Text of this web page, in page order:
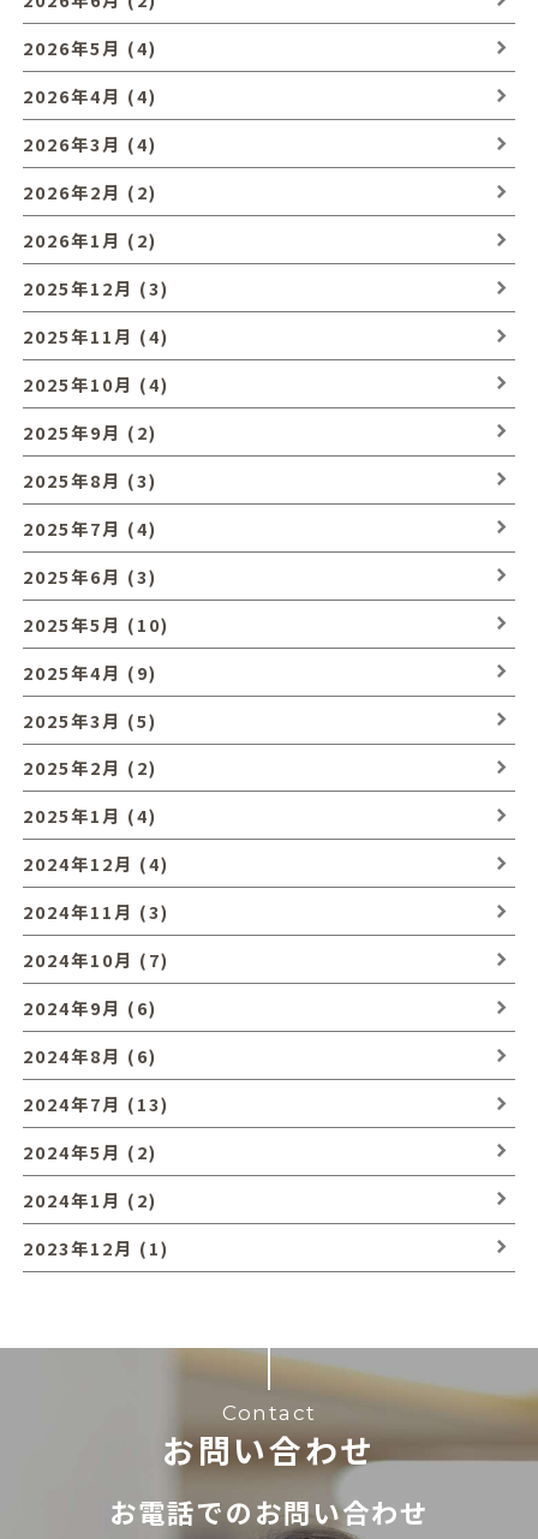
2026年5月 (4)
2026年4月 (4)
2026年3月 (4)
2026年2月 (2)
2026年1月 (2)
2025年12月 (3)
2025年11月 (4)
2025年10月 (4)
2025年9月 (2)
2025年8月 (3)
2025年7月 (4)
2025年6月 (3)
2025年5月 (10)
2025年4月 (9)
2025年3月 (5)
2025年2月 (2)
2025年1月 (4)
2024年12月 (4)
2024年11月 (3)
2024年10月 (7)
2024年9月 (6)
2024年8月 (6)
2024年7月 (13)
2024年5月 (2)
2024年1月 (2)
2023年12月 (1)
Contact
お問い合わせ
お電話でのお問い合わせ